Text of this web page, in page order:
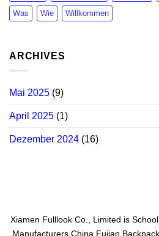
Was Wie Willkommen
ARCHIVES
Mai 2025 (9)
April 2025 (1)
Dezember 2024 (16)
Xiamen Fulllook Co., Limited is
Manufacturers China Fujian